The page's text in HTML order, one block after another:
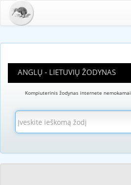
ANGLŲ - LIETUVIŲ ŽODYNAS
Kompiuterinis žodynas internete nemokamai